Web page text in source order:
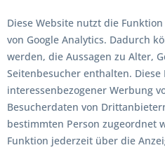
Diese Website nutzt die
von Google Analytics. Dadurch
werden, die Aussagen zu Alter,
Seitenbesucher enthalten. Diese
interessenbezogener Werbung
Besucherdaten von
bestimmten Person zugeordnet
Funktion jederzeit über die